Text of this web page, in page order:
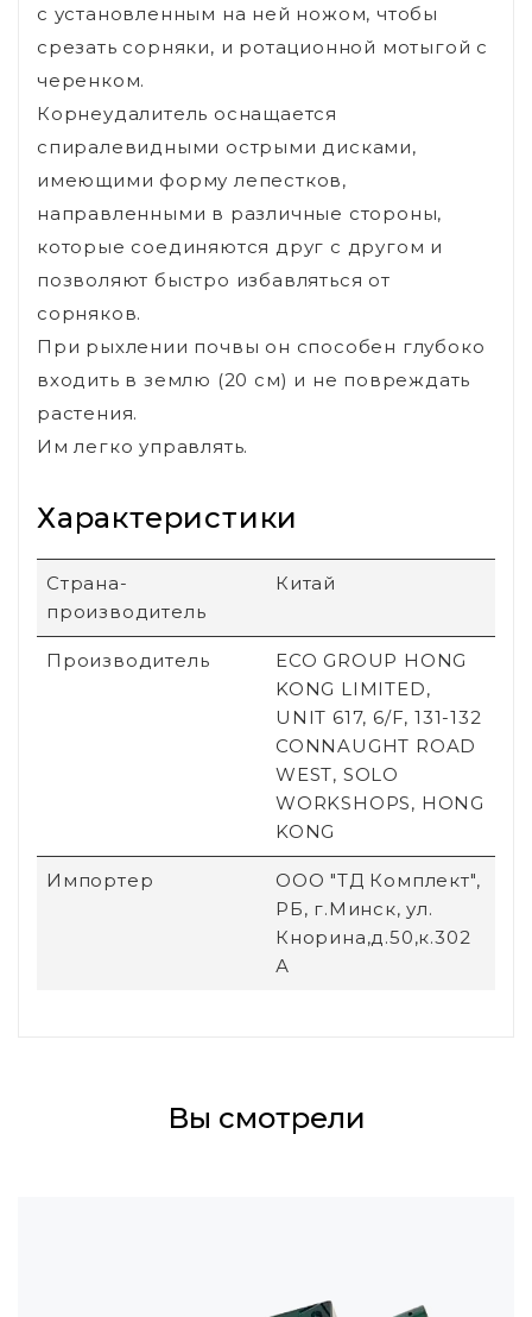
с установленным на ней ножом, чтобы
срезать сорняки, и ротационной мотыгой с
черенком.
Корнеудалитель оснащается
спиралевидными острыми дисками,
имеющими форму лепестков,
направленными в различные стороны,
которые соединяются друг с другом и
позволяют быстро избавляться от
сорняков.
При рыхлении почвы он способен глубоко
входить в землю (20 см) и не повреждать
растения.
Им легко управлять.
Характеристики
Страна-
производитель
Китай
Производитель
ECO GROUP HONG
KONG LIMITED,
UNIT 617, 6/F, 131-132
CONNAUGHT ROAD
WEST, SOLO
WORKSHOPS, HONG
KONG
Импортер
ООО "ТД Комплект",
РБ, г.Минск, ул.
Кнорина,д.50,к.302
А
Вы смотрели